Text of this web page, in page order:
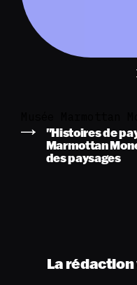
"Histoires de
Marmottan
des paysages
La